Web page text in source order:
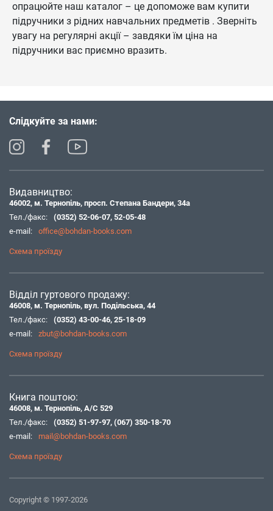
опрацюйте наш каталог – це допоможе вам купити
підручники з рідних навчальних предметів . Зверніть
увагу на регулярні акції – завдяки їм ціна на
підручники вас приємно вразить.
Слідкуйте за нами:
Видавництво:
46002, м. Тернопіль, просп. Степана Бандери, 34а
Тел./факс:
(0352) 52-06-07, 52-05-48
e-mail:
office@bohdan-books.com
Схема проїзду
Відділ гуртового продажу:
46008, м. Тернопіль, вул. Подільська, 44
Тел./факс:
(0352) 43-00-46, 25-18-09
e-mail:
zbut@bohdan-books.com
Схема проїзду
Книга поштою:
46008, м. Тернопіль, А/С 529
Тел./факс:
(0352) 51-97-97, (067) 350-18-70
e-mail:
mail@bohdan-books.com
Схема проїзду
Copyright © 1997-2026